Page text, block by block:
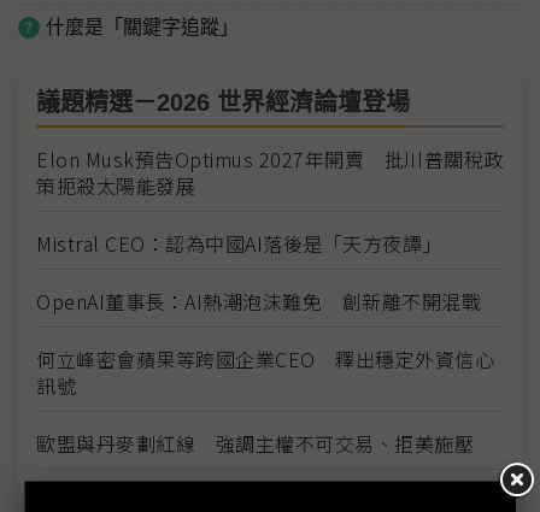
什麼是「關鍵字追蹤」
議題精選－2026 世界經濟論壇登場
Elon Musk預告Optimus 2027年開賣 批川普關稅政
策扼殺太陽能發展
Mistral CEO：認為中國AI落後是「天方夜譚」
OpenAI董事長：AI熱潮泡沫難免 創新離不開混戰
何立峰密會蘋果等跨國企業CEO 釋出穩定外資信心
訊號
歐盟與丹麥劃紅線 強調主權不可交易、拒美施壓